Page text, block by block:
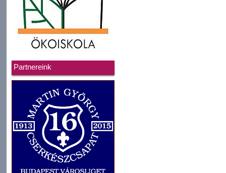
Partnereink